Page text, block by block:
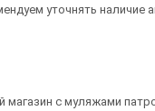
уточнять наличие
магазин с муляжами